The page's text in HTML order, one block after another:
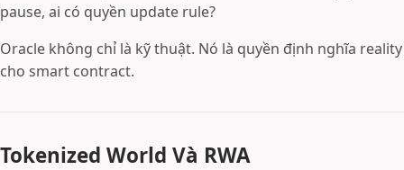
pause, ai có quyền update rule?
Oracle không chỉ là kỹ thuật. Nó là quyền định nghĩa reality
cho smart contract.
Tokenized World Và RWA